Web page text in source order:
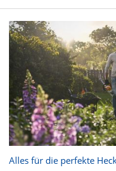
Alles für die perfekte